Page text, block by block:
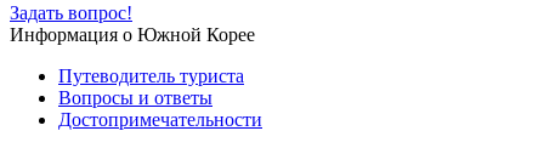
Задать вопрос!
Информация о Южной Корее
Путеводитель туриста
Вопросы и ответы
Достопримечательности